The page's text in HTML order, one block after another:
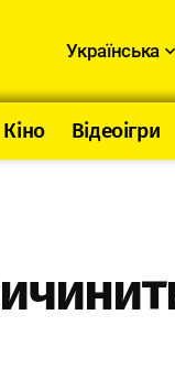
Українська
Кіно Відеоігри